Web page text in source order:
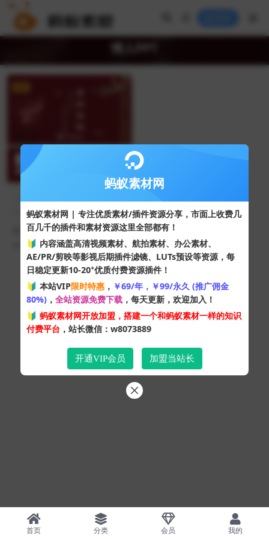
红色喜庆“喜结良缘”传统婚礼
策划PPT模板
263 10
Copyright © 2024蚂蚁素材网- 版权所有 All rights reserved.
粤ICP备19095528号
XML网站地图HTML网站地图 百度地图
SQL：43
Pages：0.33102s
首页 分类 会员 我的
蚂蚁素材网
蚂蚁素材网 | 专注优质素材/插件资源分享，市面上收费几
百几千的插件和素材资源这里全部都有！
🔰 内容涵盖高清视频素材、航拍素材、办公素材、
AE/PR/剪映等影视后期插件滤镜、LUTs预设等资源，每
日稳定更新10-20+优质付费资源插件！
🔰 本站VIP限时特惠 ， ￥69/年，￥99/永久 (推广佣金
80%) ， 全站资源免费下载 ，每天更新，欢迎加入！
🔰 蚂蚁素材网开放加盟，搭建一个和蚂蚁素材一样的知识
付费平台 ，站长微信：w8073889
开通VIP会员 加盟当站长